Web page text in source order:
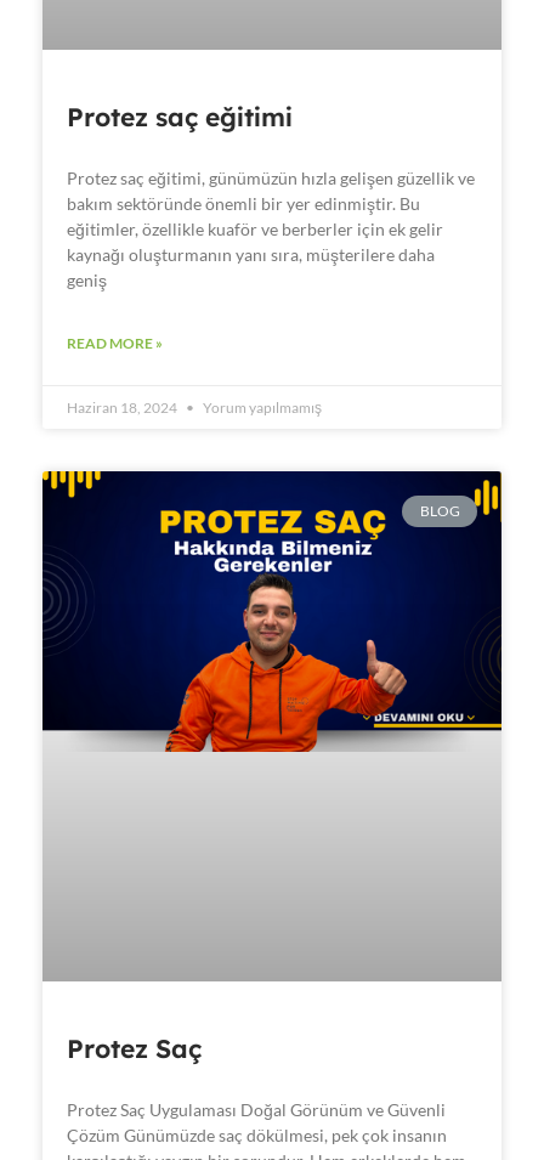
Protez saç eğitimi
Protez saç eğitimi, günümüzün hızla gelişen güzellik ve
bakım sektöründe önemli bir yer edinmiştir. Bu
eğitimler, özellikle kuaför ve berberler için ek gelir
kaynağı oluşturmanın yanı sıra, müşterilere daha
geniş
READ MORE »
Haziran 18, 2024 Yorum yapılmamış
BLOG
Protez Saç
Protez Saç Uygulaması Doğal Görünüm ve Güvenli
Çözüm Günümüzde saç dökülmesi, pek çok insanın